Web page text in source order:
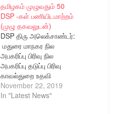
தமிழகம் முழுவதும் 50
DSP -கள் பணியிடமாற்றம்
(முழு தகவலுடன்)
DSP திரு அலெக்சாண்டர்:
மதுரை மாநகர நில
அபகரிப்பு பிரிவு நில
அபகரிப்பு தடுப்பு பிரிவு
காவல்துறை உதவி
ஆணையர் திரு
அலெக்சாண்டர் காஞ்சிபுரம்
November 22, 2019
In "Latest News"